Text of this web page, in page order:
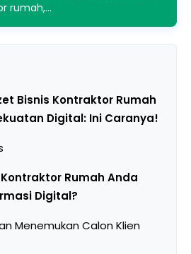
rumah,…
Bisnis Kontraktor Rumah
Digital: Ini Caranya!
Rumah Anda
Digital?
Menemukan Calon Klien